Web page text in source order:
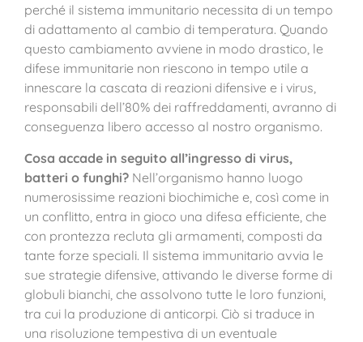
perché il sistema immunitario necessita di un tempo
di adattamento al cambio di temperatura. Quando
questo cambiamento avviene in modo drastico, le
difese immunitarie non riescono in tempo utile a
innescare la cascata di reazioni difensive e i virus,
responsabili dell’80% dei raffreddamenti, avranno di
conseguenza libero accesso al nostro organismo.
Cosa accade in seguito all’ingresso di virus,
batteri o funghi? Nell’organismo hanno luogo
numerosissime reazioni biochimiche e, così come in
un conflitto, entra in gioco una difesa efficiente, che
con prontezza recluta gli armamenti, composti da
tante forze speciali. Il sistema immunitario avvia le
sue strategie difensive, attivando le diverse forme di
globuli bianchi, che assolvono tutte le loro funzioni,
tra cui la produzione di anticorpi. Ciò si traduce in
una risoluzione tempestiva di un eventuale